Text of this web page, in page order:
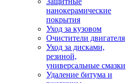
нанокерамические
покрытия
Уход за кузовом
Очистители двигателя
Уход за дисками,
резиной,
универсальные смазки
Удаление битума и